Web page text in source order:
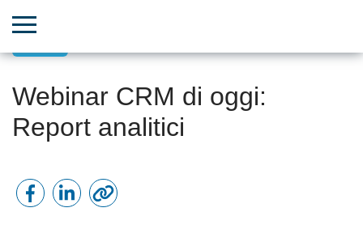
Webinar CRM di oggi:
Report analitici